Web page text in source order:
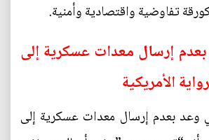
تفاوضية واقتصادية وأمنية.
إرسال معدات عسكرية إلى
الأمريكية
بعدم إرسال معدات عسكرية إلى